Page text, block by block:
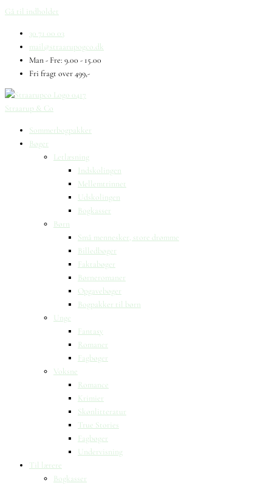
Gå til indholdet
30 71 00 03
mail@straarupogco.dk
Man - Fre: 9.00 - 15.00
Fri fragt over 499,-
Straarup & Co
Sommerbogpakker
Bøger
Letlæsning
Indskolingen
Mellemtrinnet
Udskolingen
Bogkasser
Børn
Små mennesker, store drømme
Billedbøger
Faktabøger
Børneromaner
Opgavebøger
Bogpakker til børn
Unge
Fantasy
Romaner
Fagbøger
Voksne
Romance
Krimier
Skønlitteratur
True Stories
Fagbøger
Undervisning
Til lærere
Bogkasser